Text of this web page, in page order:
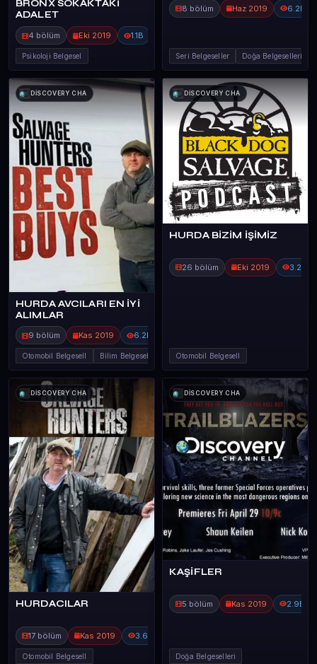
BRONX SOKAKTAKİ
ADALET
4 bölüm Eki 2019 1.1B
Psikoloji Belgesel
8 bölüm Haz 2019 6.2B
Seri Belgeseller Doğa Belgeselleri
DİSCOVERY CHA
HURDA AVCILARI EN İYİ
ALIMLAR
9 bölüm Kas 2019 6.2B
Otomobil Belgesell Bilim Belgeselleri
DİSCOVERY CHA
HURDA BİZİM İŞİMİZ
26 bölüm Eki 2019 3.2B
Otomobil Belgesell
DİSCOVERY CHA
HURDACILAR
17 bölüm Kas 2019 3.6B
Otomobil Belgesell
DİSCOVERY CHA
KAŞİFLER
5 bölüm Kas 2019 2.9B
Doğa Belgeselleri